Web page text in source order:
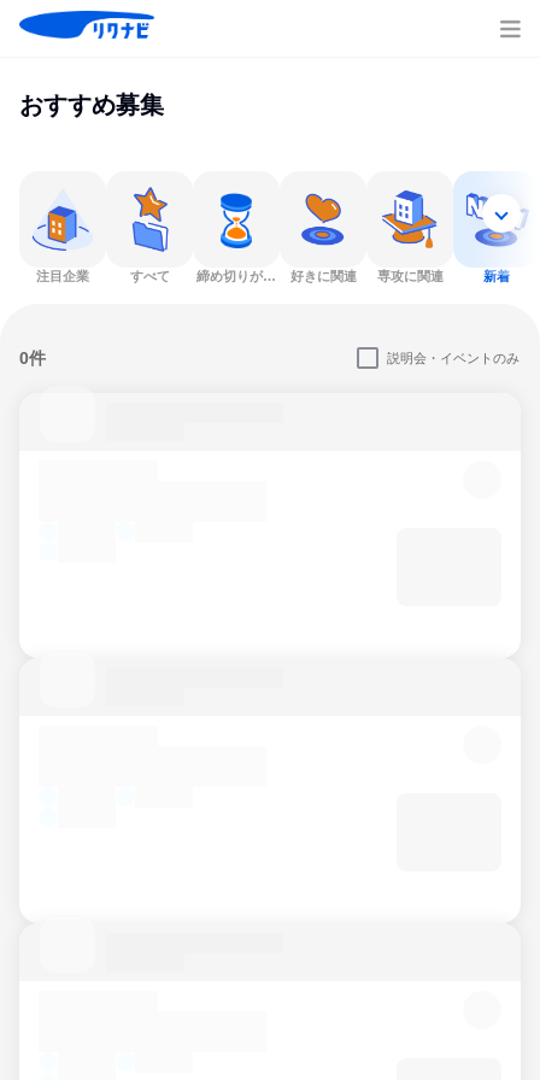
おすすめ募集
注目企業 すべて 締め切りが近い 好きに関連 専攻に関連 新着
0件 説明会・イベントのみ